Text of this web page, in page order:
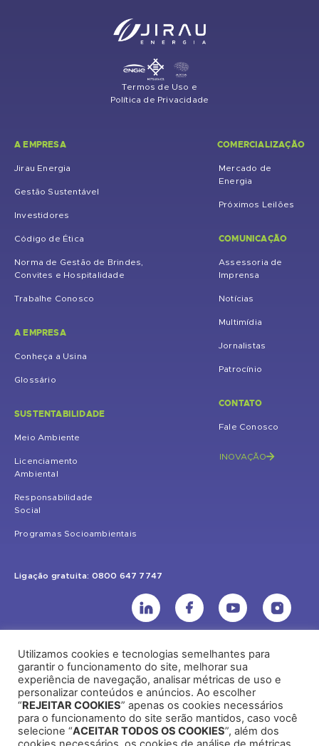
Termos de Uso e
Política de Privacidade
A EMPRESA
Jirau Energia
Gestão Sustentável
Investidores
Código de Ética
Norma de Gestão de Brindes,
Convites e Hospitalidade
Trabalhe Conosco
A EMPRESA
Conheça a Usina
Glossário
SUSTENTABILIDADE
Meio Ambiente
Licenciamento
Ambiental
Responsabilidade
Social
Programas Socioambientais
COMERCIALIZAÇÃO
Mercado de
Energia
Próximos Leilões
COMUNICAÇÃO
Assessoria de
Imprensa
Notícias
Multimídia
Jornalistas
Patrocínio
CONTATO
Fale Conosco
INOVAÇÃO
Ligação gratuita: 0800 647 7747
UHE Jirau
Rodovia BR-364, KM 824 S/Nº - Distrito de Jaci Paraná – Porto Velho
(RO) – CEP: 76840-000 – Telefone: (69) 2182.8600
Utilizamos cookies e tecnologias semelhantes para
garantir o funcionamento do site, melhorar sua
experiência de navegação, analisar métricas de uso e
personalizar conteúdos e anúncios. Ao escolher
“REJEITAR COOKIES” apenas os cookies necessários
para o funcionamento do site serão mantidos, caso você
selecione “ACEITAR TODOS OS COOKIES”, além dos